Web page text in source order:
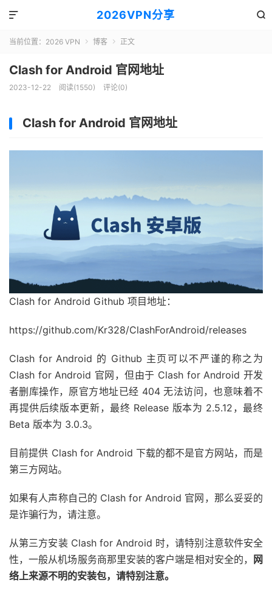
2026VPN分享 

当前位置： 2026 VPN  博客  正文
Clash for Android 官网地址
2023-12-22 阅读(1550) 评论(0)
Clash for Android 官网地址
Clash for Android Github 项目地址：
https://github.com/Kr328/ClashForAndroid/releases
Clash for Android 的 Github 主页可以不严谨的称之为
Clash for Android 官网，但由于 Clash for Android 开发
者删库操作，原官方地址已经 404 无法访问，也意味着不
再提供后续版本更新，最终 Release 版本为 2.5.12，最终
Beta 版本为 3.0.3。
目前提供 Clash for Android 下载的都不是官方网站，而是
第三方网站。
如果有人声称自己的 Clash for Android 官网，那么妥妥的
是诈骗行为，请注意。
从第三方安装 Clash for Android 时，请特别注意软件安全
性，一般从机场服务商那里安装的客户端是相对安全的，
网
络上来源不明的安装包，请特别注意。